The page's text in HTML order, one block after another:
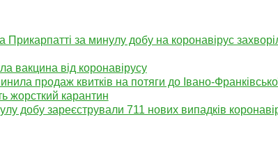
за минулу добу на коронавірус
вакцина від коронавірусу
продаж квитків на потяги до Івано-
жорсткий карантин
добу зареєстрували 711 нових випадків